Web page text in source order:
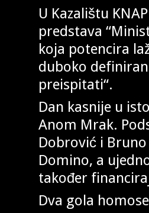
U Kazalištu
predstava
koja potencira
duboko
preispitati“.
Dan kasnije u
Anom Mrak.
Dobrović i
Domino, a
također
Dva gola